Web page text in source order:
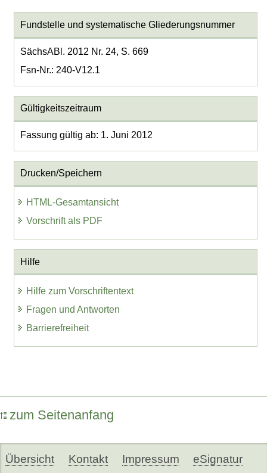
Fundstelle und systematische Gliederungsnummer
SächsABl. 2012 Nr. 24, S. 669
Fsn-Nr.: 240-V12.1
Gültigkeitszeitraum
Fassung gültig ab: 1. Juni 2012
Drucken/Speichern
HTML-Gesamtansicht
Vorschrift als PDF
Hilfe
Hilfe zum Vorschriftentext
Fragen und Antworten
Barrierefreiheit
zum Seitenanfang
Übersicht Kontakt Impressum eSignatur